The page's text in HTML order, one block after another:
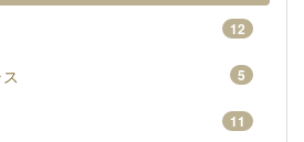
12
5
11